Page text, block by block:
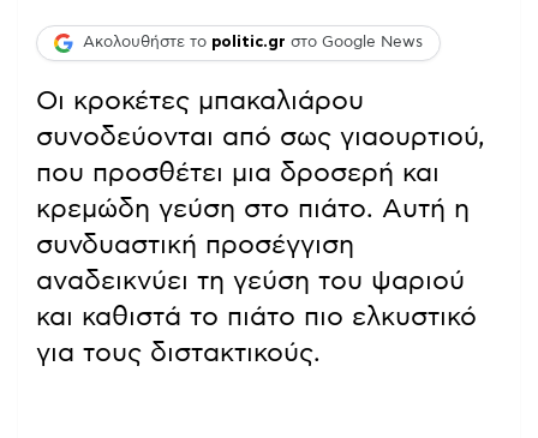
Ακολουθήστε το politic.gr στο Google News
Οι κροκέτες μπακαλιάρου
συνοδεύονται από σως γιαουρτιού,
που προσθέτει μια δροσερή και
κρεμώδη γεύση στο πιάτο. Αυτή η
συνδυαστική προσέγγιση
αναδεικνύει τη γεύση του ψαριού
και καθιστά το πιάτο πιο ελκυστικό
για τους διστακτικούς.